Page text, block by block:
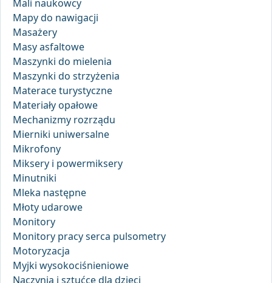
Mali naukowcy
Mapy do nawigacji
Masażery
Masy asfaltowe
Maszynki do mielenia
Maszynki do strzyżenia
Materace turystyczne
Materiały opałowe
Mechanizmy rozrządu
Mierniki uniwersalne
Mikrofony
Miksery i powermiksery
Minutniki
Mleka następne
Młoty udarowe
Monitory
Monitory pracy serca pulsometry
Motoryzacja
Myjki wysokociśnieniowe
Naczynia i sztućce dla dzieci